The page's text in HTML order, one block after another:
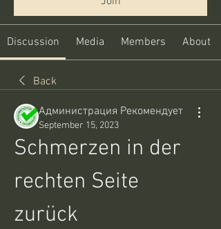
Discussion Media Members About
Back
Администрация Рекомендует
September 15, 2023
Schmerzen in der
rechten Seite
zurück